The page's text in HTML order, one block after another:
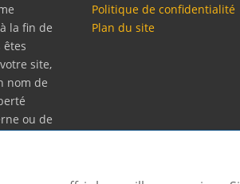
la fin de
êtes
site,
nom de
ou de
au
Politique de confidentialité
Plan du site